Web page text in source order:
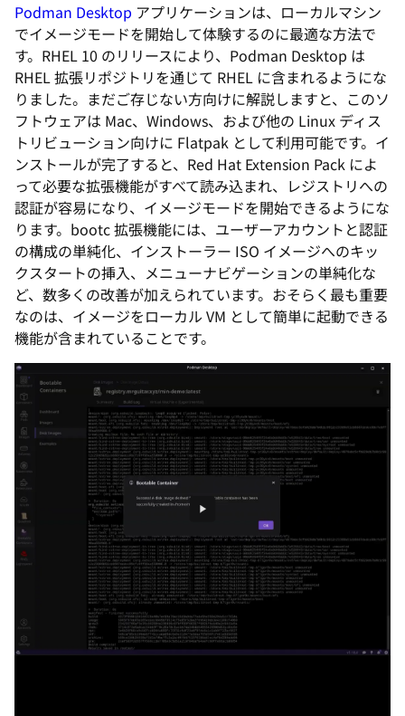
Podman Desktop アプリケーションは、ローカルマシン
でイメージモードを開始して体験するのに最適な方法で
す。RHEL 10 のリリースにより、Podman Desktop は
RHEL 拡張リポジトリを通じて RHEL に含まれるようにな
りました。まだご存じない方向けに解説しますと、このソ
フトウェアは Mac、Windows、および他の Linux ディス
トリビューション向けに Flatpak として利用可能です。イ
ンストールが完了すると、Red Hat Extension Pack によ
って必要な拡張機能がすべて読み込まれ、レジストリへの
認証が容易になり、イメージモードを開始できるようにな
ります。bootc 拡張機能には、ユーザーアカウントと認証
の構成の単純化、インストーラー ISO イメージへのキッ
クスタートの挿入、メニューナビゲーションの単純化な
ど、数多くの改善が加えられています。おそらく最も重要
なのは、イメージをローカル VM として簡単に起動できる
機能が含まれていることです。